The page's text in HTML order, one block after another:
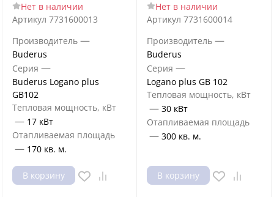
Нет в наличии
Артикул 7731600013
Производитель —
Buderus
Серия —
Buderus Logano plus
GB102
Тепловая мощность, кВт
— 17 кВт
Отапливаемая площадь
— 170 кв. м.
В корзину
Нет в наличии
Артикул 7731600014
Производитель —
Buderus
Серия —
Logano plus GB 102
Тепловая мощность, кВт
— 30 кВт
Отапливаемая площадь
— 300 кв. м.
В корзину